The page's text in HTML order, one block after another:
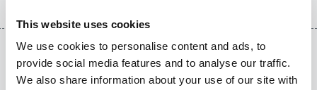
This website uses cookies
We use cookies to personalise content and ads, to
provide social media features and to analyse our traffic.
We also share information about your use of our site with
Şebekeye bağımlı sistemler içindir.